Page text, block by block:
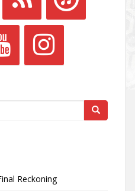
Reckoning